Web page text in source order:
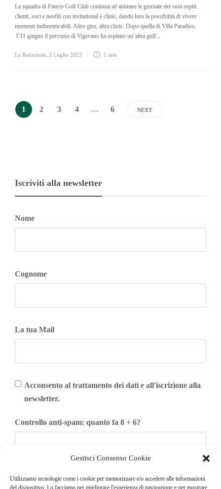
Gestisci Consenso Cookie
Utilizziamo tecnologie come i cookie per memorizzare e/o accedere alle informazioni
del dispositivo. Lo facciamo per migliorare l'esperienza di navigazione e per mostrare
La squadra di Fineco Golf Club continua ad animare le giornate dei suoi ospiti:
clienti, soci e neofiti con invitational e clinic, dando loro la possibilità di vivere
momenti indimenticabili. Altro giro, altra clinic. Dopo quella di Villa Paradiso,
l’11 giugno il percorso di Vigevano ha ospitato un’altra golf...
La Redazione 3 Luglio 2023 1 min
1 2 3 4 … 6 NEXT
Iscriviti alla newsletter
Nome
Cognome
La tua Mail
Acconsento al trattamento dei dati e all'iscrizione alla
newsletter.
Controllo anti-spam: quanto fa 8 + 6?
Iscriviti